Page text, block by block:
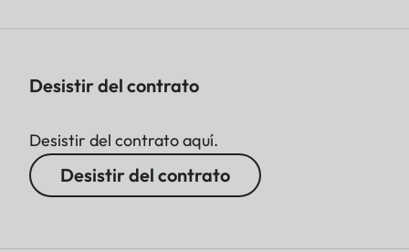
Desistir del contrato
Desistir del contrato aquí.
Desistir del contrato